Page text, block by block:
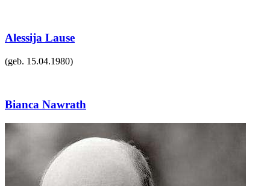
Alessija Lause
(geb. 15.04.1980)
Bianca Nawrath